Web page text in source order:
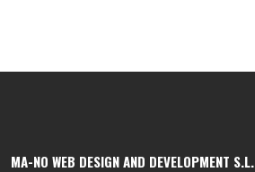
MA-NO WEB DESIGN AND DEVELOPMENT S.L.